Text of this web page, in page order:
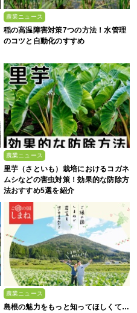
農業ニュース
稲の高温障害対策7つの方法！水管理
のコツと自動化のすすめ
農業ニュース
里芋（さといも）栽培におけるコガネ
ムシなどの害虫対策！効果的な防除方
法おすすめ5選を紹介
農業ニュース
島根の魅力をもっと知ってほしくて…